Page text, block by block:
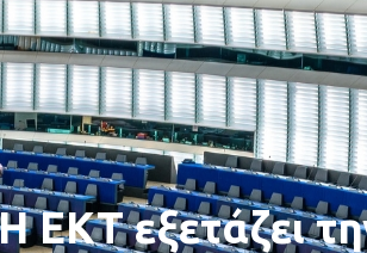
ΕΚΤ εξετάζει